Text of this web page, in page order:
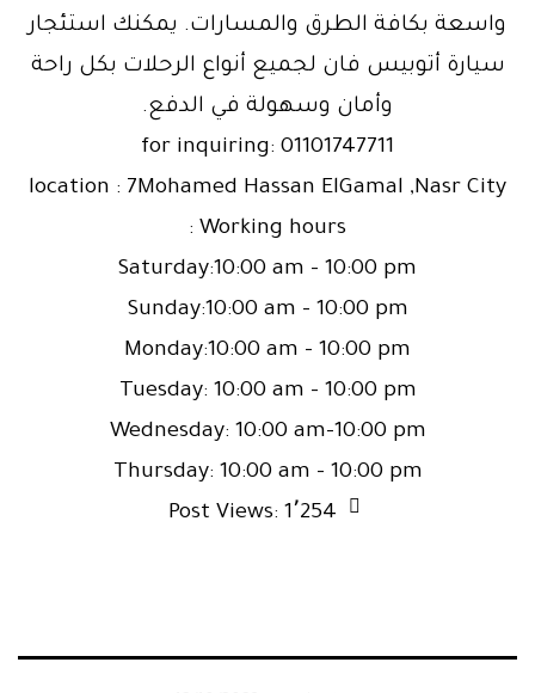
واسعة بكافة الطرق والمسارات. يمكنك استئجار
سيارة أتوبيس فان لجميع أنواع الرحلات بكل راحة
وأمان وسهولة في الدفع.
for inquiring: 01101747711
location : 7Mohamed Hassan ElGamal ,Nasr City
Working hours :
Saturday:10:00 am – 10:00 pm
Sunday:10:00 am – 10:00 pm
Monday:10:00 am – 10:00 pm
Tuesday: 10:00 am – 10:00 pm
Wednesday: 10:00 am–10:00 pm
Thursday: 10:00 am – 10:00 pm
Post Views: 1٬254